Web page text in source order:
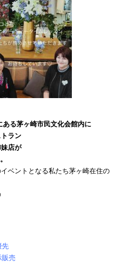
る茅ヶ崎市民文化会館内に
ラン
店が
ベントとなる私たち茅ヶ崎在住の
先
販売